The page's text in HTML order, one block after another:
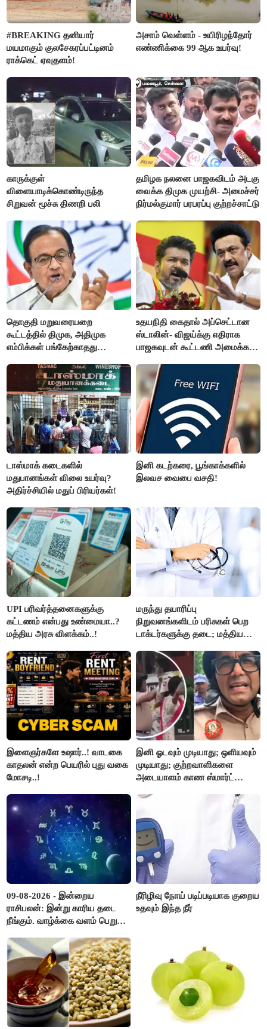
#BREAKING தனியார்
மயமாகும் குலசேகரப்பட்டினம்
ராக்கெட் ஏவுதளம்!
அசாம் வெள்ளம் - உயிரிழந்தோர்
எண்ணிக்கை 99 ஆக உயர்வு!
காருக்குள்
விளையாடிக்கொண்டிருந்த
சிறுவன் மூச்சு திணறி பலி
தமிழக நலனை பாஜகவிடம் அடகு
வைக்க திமுக முயற்சி- அமைச்சர்
நிர்மல்குமார் பரபரப்பு குற்றச்சாட்டு
தொகுதி மறுவரையறை
கூட்டத்தில் திமுக, அதிமுக
எம்பிக்கள் பங்கேற்காதது
உதயநிதி கைதால் அப்செட்டான
ஸ்டாலின்- விஜய்க்கு எதிராக
பாஜகவுடன் கூட்டணி அமைக்க
டாஸ்மாக் கடைகளில்
மதுபானங்கள் விலை உயர்வு?
அதிர்ச்சியில் மதுப் பிரியர்கள்!
இனி கடற்கரை, பூங்காக்களில்
இலவச வைபை வசதி!
UPI பரிவர்த்தனைகளுக்கு
கட்டணம் என்பது உண்மையா..?
மத்திய அரசு விளக்கம்..!
மருந்து தயாரிப்பு
நிறுவனங்களிடம் பரிசுகள் பெற
டாக்டர்களுக்கு தடை; மத்திய
இளைஞர்களே உஷார்..! வாடகை
காதலன் என்ற பெயரில் புது வகை
மோசடி..!
இனி ஓடவும் முடியாது; ஒளியவும்
முடியாது; குற்றவாளிகளை
அடையாளம் காண ஸ்மார்ட்
09-08-2026 - இன்றைய
ராசிபலன்: இன்று காரிய தடை
நீங்கும். வாழ்க்கை வளம் பெறும்.
எடைபோடுவது நல்லது..!
நீரிழிவு நோய் படிப்படியாக குறைய
உதவும் இந்த நீர்